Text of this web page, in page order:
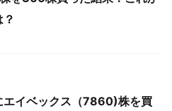
エイベックス（7860)株を買